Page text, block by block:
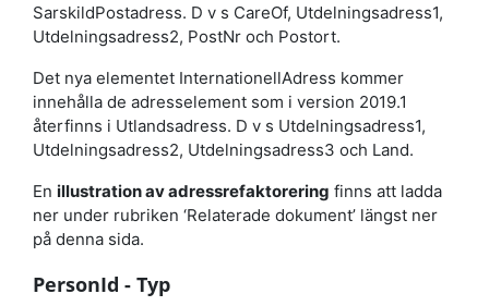
SarskildPostadress. D v s CareOf, Utdelningsadress1,
Utdelningsadress2, PostNr och Postort.
Det nya elementet InternationellAdress kommer
innehålla de adresselement som i version 2019.1
återfinns i Utlandsadress. D v s Utdelningsadress1,
Utdelningsadress2, Utdelningsadress3 och Land.
En illustration av adressrefaktorering finns att ladda
ner under rubriken ‘Relaterade dokument’ längst ner
på denna sida.
PersonId - Typ